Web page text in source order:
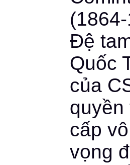
Đệ
Quốc
của
quyền
cấp
vọng